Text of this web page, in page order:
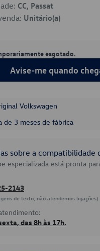
CC, Passat
Unitário(a)
esgotado.
Avise-me quando
Volkswagen
de 3 meses de fábrica
sobre a compatibilidade
especializada está pronta
2143
de texto, não atendemos ligações)
das 8h às 17h.